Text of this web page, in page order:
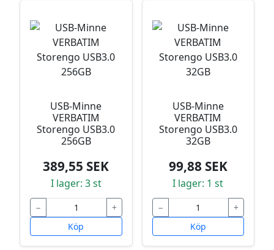
USB-Minne
VERBATIM
Storengo USB3.0
256GB
389,55 SEK
I lager: 3 st
−
+
Köp
USB-Minne
VERBATIM
Storengo USB3.0
32GB
99,88 SEK
I lager: 1 st
−
+
Köp